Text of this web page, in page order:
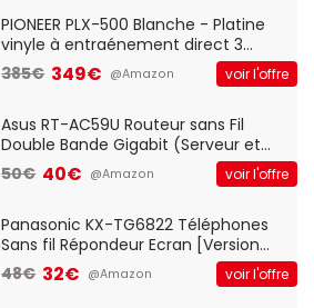
QWERTY UK - Noir
PIONEER PLX-500 Blanche - Platine
vinyle à entraénement direct 3
vitesses (33-45-78 trs/min) avec
pre-ampli intégré et port USB
385€ 349€ @Amazon voir l'offre
Asus RT-AC59U Routeur sans Fil
Double Bande Gigabit (Serveur et
Client VPN, Triple Vlan, Mode Point
d'accès et Bridge, contrôle Parental,
50€ 40€ @Amazon voir l'offre
Panasonic KX-TG6822 Téléphones
Sans fil Répondeur Ecran [Version
Française]
48€ 32€ @Amazon voir l'offre